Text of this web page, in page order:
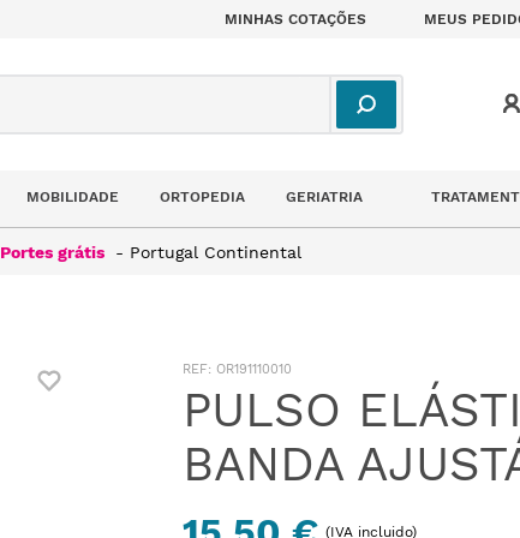
MINHAS COTAÇÕES MEUS
MOBILIDADE ORTOPEDIA GERIATRIA
Portes grátis - Portugal Continental
: OR191110010
PULSO
BANDA
(IVA incluido)